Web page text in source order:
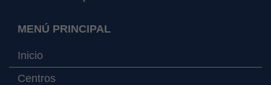
MENÚ PRINCIPAL
Inicio
Centros